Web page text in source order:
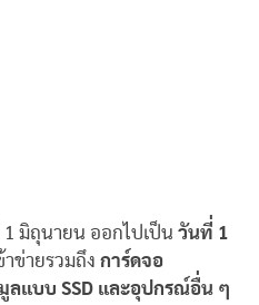
1 มิถุนายน ออกไปเป็น วันที่ 1
าข่ายรวมถึง การ์ดจอ
ลแบบ SSD และอุปกรณ์อื่น ๆ